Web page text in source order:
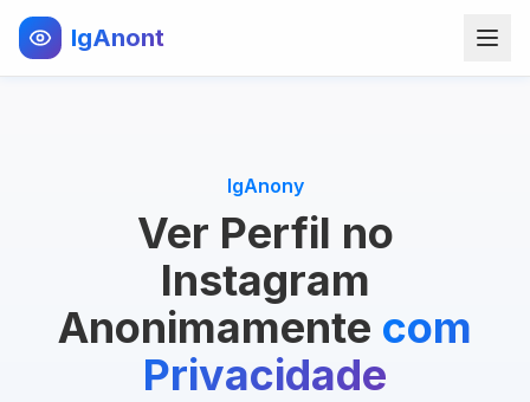
IgAnont
IgAnony
Ver Perfil no
Instagram
Anonimamente com
Privacidade